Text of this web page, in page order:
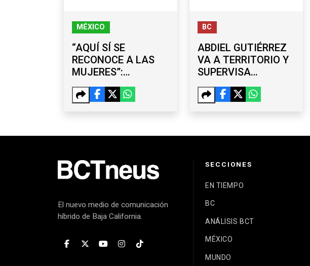
MÉXICO
“AQUÍ SÍ SE
RECONOCE A LAS
MUJERES”:
SHEINBAUM
DEFIENDE EL
BC
ABDIEL GUTIÉRREZ
VA A TERRITORIO Y
SUPERVISA
MEJORAS EN LA
TERCERA ETAPA
El nuevo medio de comunicación
híbrido de Baja California.
SECCIONES
EN TIEMPO
BC
ANÁLISIS BCT
MÉXICO
MUNDO